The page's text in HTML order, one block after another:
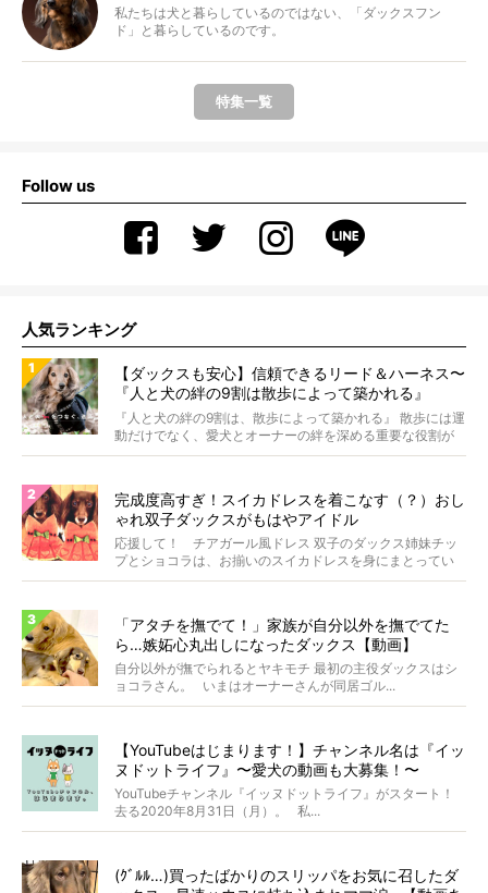
私たちは犬と暮らしているのではない、「ダックスフン
ド」と暮らしているのです。
特集一覧
Follow us
人気ランキング
【ダックスも安心】信頼できるリード＆ハーネス〜
『人と犬の絆の9割は散歩によって築かれる』
WOLFGANG MAN＆BEAST〜
『人と犬の絆の9割は、散歩によって築かれる』 散歩には運
動だけでなく、愛犬とオーナーの絆を深める重要な役割が
あ...
完成度高すぎ！スイカドレスを着こなす（？）おし
ゃれ双子ダックスがもはやアイドル
応援して！ チアガール風ドレス 双子のダックス姉妹チッ
プとショコラは、お揃いのスイカドレスを身にまとってい
ます...
「アタチを撫でて！」家族が自分以外を撫でてた
ら…嫉妬心丸出しになったダックス【動画】
自分以外が撫でられるとヤキモチ 最初の主役ダックスはシ
ョコラさん。 いまはオーナーさんが同居ゴル...
【YouTubeはじまります！】チャンネル名は『イッ
ヌドットライフ』〜愛犬の動画も大募集！〜
YouTubeチャンネル『イッヌドットライフ』がスタート！
去る2020年8月31日（月）。 私...
(ｸﾞﾙﾙ…)買ったばかりのスリッパをお気に召したダ